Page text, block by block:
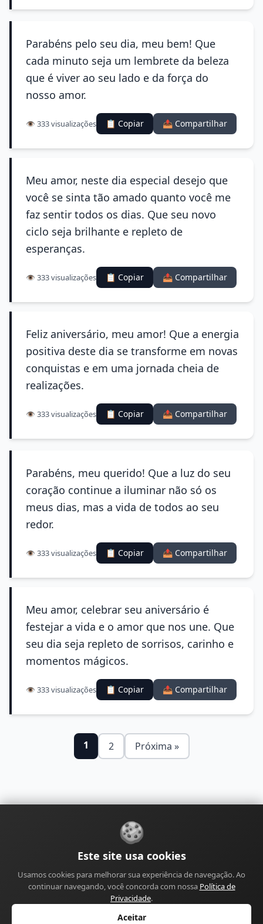
Parabéns pelo seu dia, meu bem! Que
cada minuto seja um lembrete da beleza
que é viver ao seu lado e da força do
nosso amor.
👁️ 333 visualizações 📋 Copiar 📤 Compartilhar
Meu amor, neste dia especial desejo que
você se sinta tão amado quanto você me
faz sentir todos os dias. Que seu novo
ciclo seja brilhante e repleto de
esperanças.
👁️ 333 visualizações 📋 Copiar 📤 Compartilhar
Feliz aniversário, meu amor! Que a energia
positiva deste dia se transforme em novas
conquistas e em uma jornada cheia de
realizações.
👁️ 333 visualizações 📋 Copiar 📤 Compartilhar
Parabéns, meu querido! Que a luz do seu
coração continue a iluminar não só os
meus dias, mas a vida de todos ao seu
redor.
👁️ 333 visualizações 📋 Copiar 📤 Compartilhar
Meu amor, celebrar seu aniversário é
festejar a vida e o amor que nos une. Que
seu dia seja repleto de sorrisos, carinho e
momentos mágicos.
👁️ 333 visualizações 📋 Copiar 📤 Compartilhar
1 2 Próxima »
ContatoPolítica de Privacidade
Política de Correções Política de Monetização
Perfil do AutorTermos de UsoSiteSitemap
🍪
Este site usa cookies
Usamos cookies para melhorar sua experiência de navegação. Ao
continuar navegando, você concorda com nossa Política de
Privacidade.
Aceitar